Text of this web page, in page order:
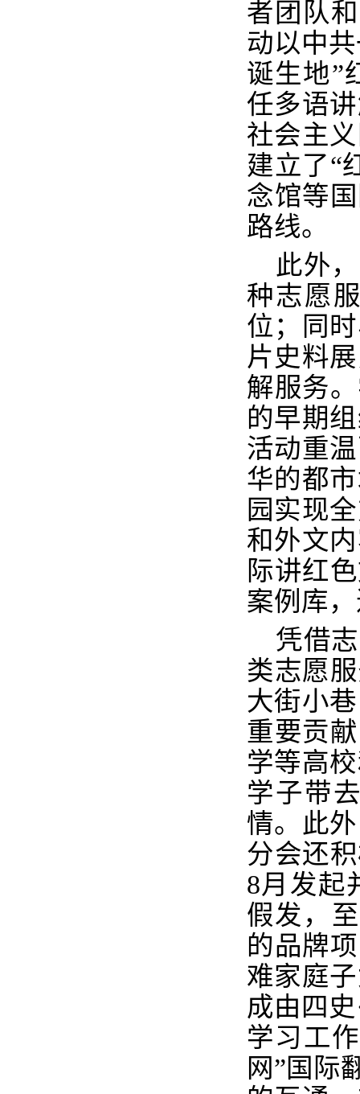
者团队和
动以中
诞生地”
任多语
社会主
建立了“
念馆等
路线。
此外
种志愿
位；同
片史料
解服务
的早期
活动重
华的都
园实现
和外文
际讲红
案例库
凭借
类志愿
大街小
重要贡
学等高
学子带
情。此
分会还
8月发起
假发，
的品牌
难家庭
成由四史
学习工
网”国际